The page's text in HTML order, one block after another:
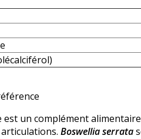
est un complément
Boswellia serrata